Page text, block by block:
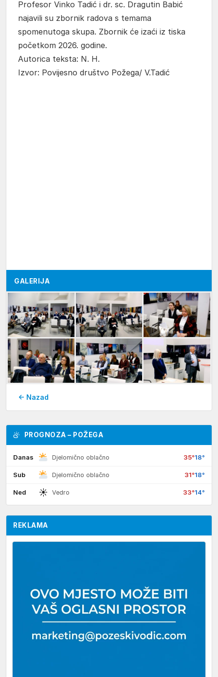
Profesor Vinko Tadić i dr. sc. Dragutin Babić
najavili su zbornik radova s temama
spomenutoga skupa. Zbornik će izaći iz tiska
početkom 2026. godine.
Autorica teksta: N. H.
Izvor: Povijesno društvo Požega/ V.Tadić
GALERIJA
← Nazad
PROGNOZA – POŽEGA
Danas Djelomično oblačno 35°18°
Sub Djelomično oblačno 31°18°
Ned ☀ Vedro 33°14°
REKLAMA